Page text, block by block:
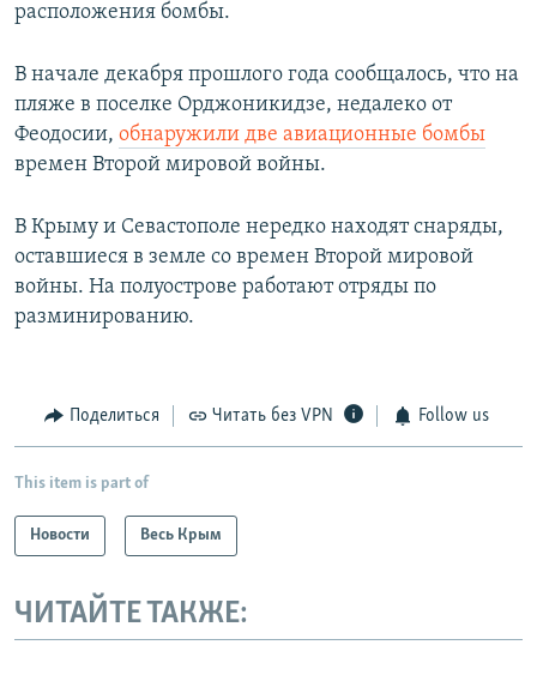
расположения бомбы.
В начале декабря прошлого года сообщалось, что на
пляже в поселке Орджоникидзе, недалеко от
Феодосии, обнаружили две авиационные бомбы
времен Второй мировой войны.
В Крыму и Севастополе нередко находят снаряды,
оставшиеся в земле со времен Второй мировой
войны. На полуострове работают отряды по
разминированию.
Поделиться Читать без VPN Follow us
This item is part of
Новости Весь Крым
ЧИТАЙТЕ ТАКЖЕ: